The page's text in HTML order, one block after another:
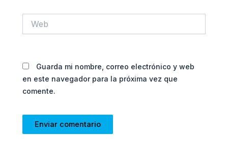
Guarda mi nombre, correo electrónico y web
en este navegador para la próxima vez que
comente.